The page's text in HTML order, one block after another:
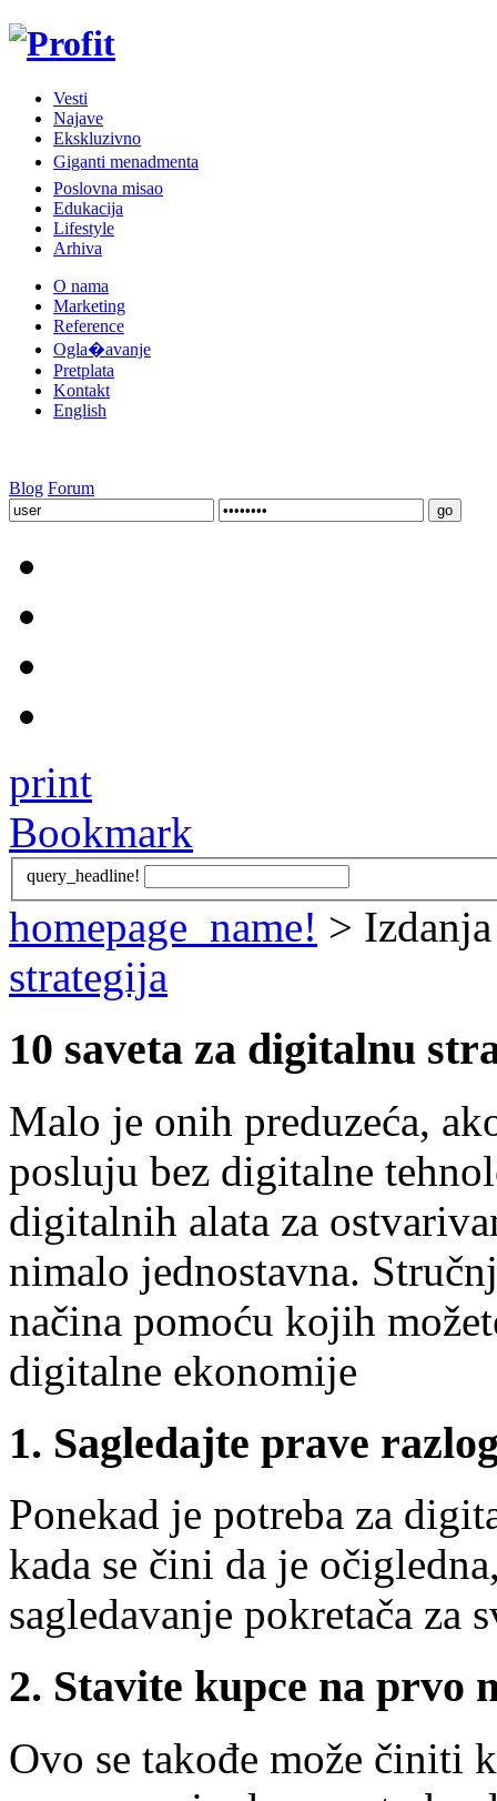
Vesti
Najave
Ekskluzivno
Giganti menadmenta
Poslovna misao
Edukacija
Lifestyle
Arhiva
O nama
Marketing
Reference
Ogla�avanje
Pretplata
Kontakt
English
Blog Forum
print
Bookmark
query_headline!
homepage_name! >
strategija
10 saveta za digitalnu
Malo je onih preduzeća,
posluju bez digitalne
digitalnih alata za
nimalo jednostavna.
načina pomoću kojih
digitalne ekonomije
1. Sagledajte prave
Ponekad je potreba za
kada se čini da je
sagledavanje pokretača
2. Stavite kupce na prvo
Ovo se takođe može činiti